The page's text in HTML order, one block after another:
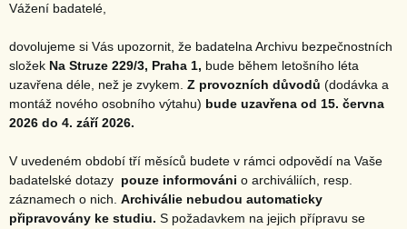
Vážení badatelé,
dovolujeme si Vás upozornit, že badatelna Archivu bezpečnostních
složek Na Struze 229/3, Praha 1, bude během letošního léta
uzavřena déle, než je zvykem. Z provozních důvodů (dodávka a
montáž nového osobního výtahu) bude uzavřena od 15. června
2026 do 4. září 2026.
V uvedeném období tří měsíců budete v rámci odpovědí na Vaše
badatelské dotazy pouze informováni o archiváliích, resp.
záznamech o nich. Archiválie nebudou automaticky
připravovány ke studiu. S požadavkem na jejich přípravu se